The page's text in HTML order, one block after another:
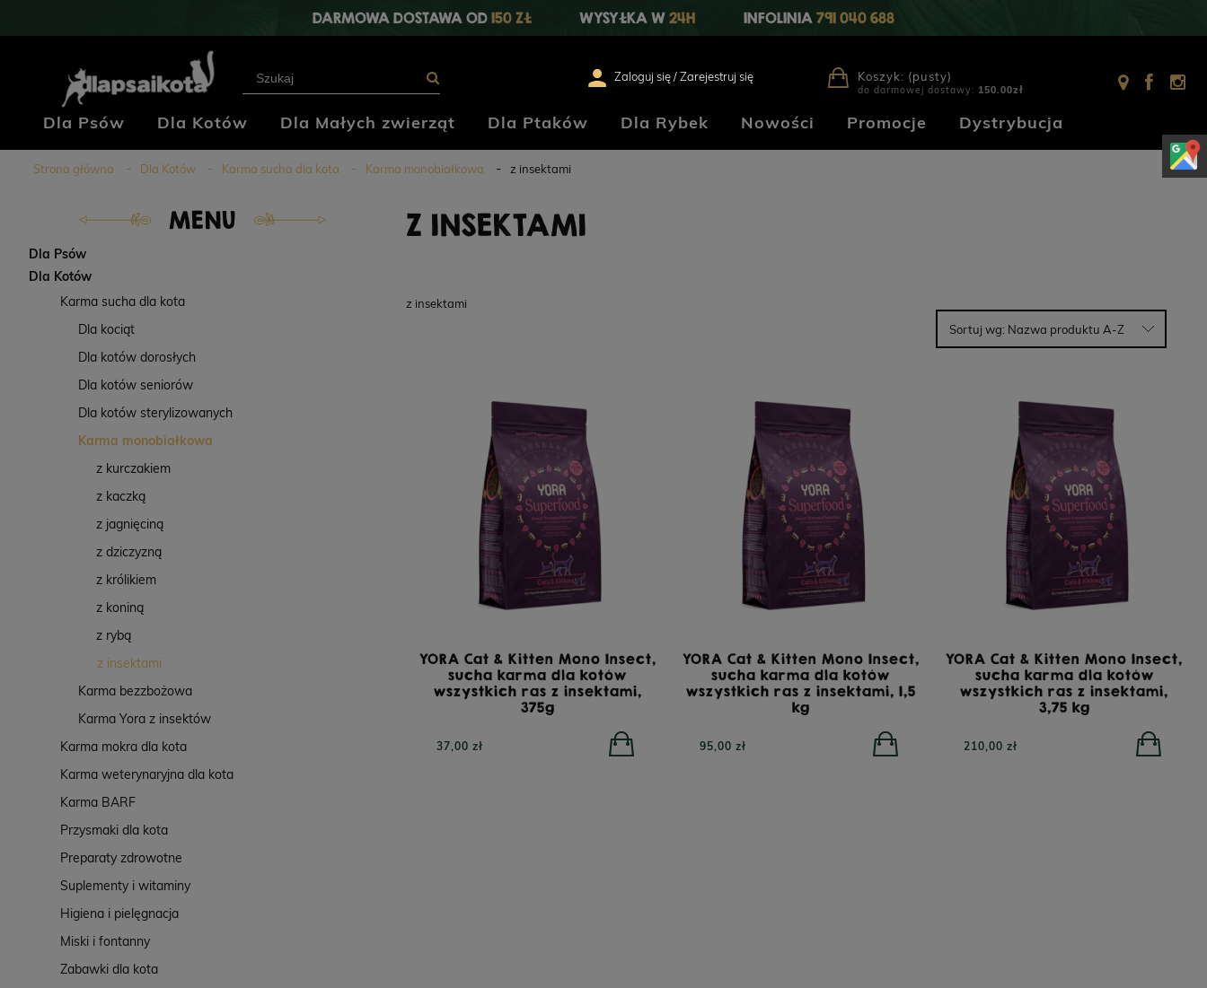
DARMOWA DOSTAWA OD 150 ZŁ WYSYŁKA W 24H INFOLINIA 791 040 688
Zaloguj się / Zarejestruj się Koszyk: (pusty)
do darmowej dostawy: 150.00zł
Dla Psów Dla Kotów Dla Małych zwierząt Dla Ptaków Dla Rybek Nowości Promocje
Dystrybucja
Klub Hodowców
Blog Kontakt
Strona główna Dla Kotów Karma sucha dla kota Karma monobiałkowa z insektami
MENU
Dla Psów
Dla Kotów
Karma sucha dla kota
Dla kociąt
Dla kotów dorosłych
Dla kotów seniorów
Dla kotów sterylizowanych
Karma monobiałkowa
z kurczakiem
z kaczką
z jagnięciną
z dziczyzną
z królikiem
z koniną
z rybą
z insektami
Karma bezzbożowa
Karma Yora z insektów
Karma mokra dla kota
Karma weterynaryjna dla kota
Karma BARF
Przysmaki dla kota
Preparaty zdrowotne
Suplementy i witaminy
Higiena i pielęgnacja
Miski i fontanny
Zabawki dla kota
Z INSEKTAMI
z insektami
Sortuj wg: Nazwa produktu A-Z
YORA Cat & Kitten Mono Insect,
sucha karma dla kotów
wszystkich ras z insektami,
375g
37,00 zł
YORA Cat & Kitten Mono Insect,
sucha karma dla kotów
wszystkich ras z insektami, 1,5
kg
95,00 zł
YORA Cat & Kitten Mono Insect,
sucha karma dla kotów
wszystkich ras z insektami,
3,75 kg
210,00 zł